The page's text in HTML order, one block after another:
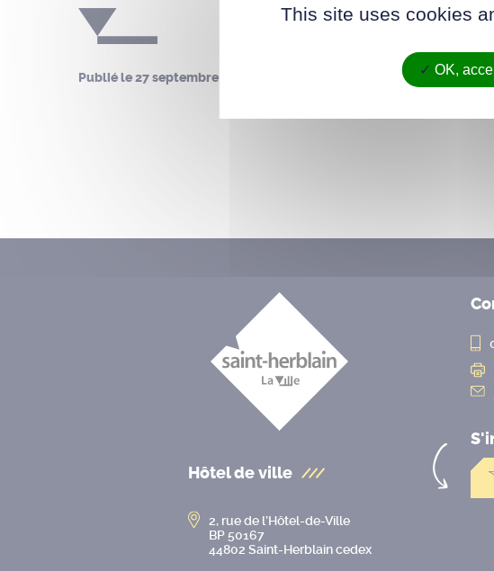
Publié le27 septembre 2022
Hôtel de ville
2, rue de l’Hôtel-de-Ville
BP 50167
44802 Saint-Herblain cedex
This site uses cookies
OK,